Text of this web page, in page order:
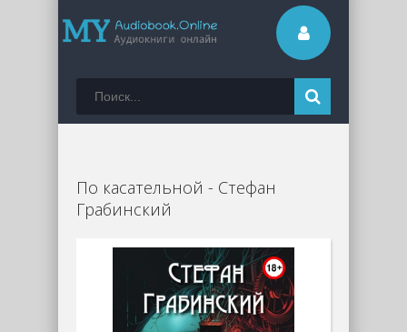
По касательной - Стефан
Грабинский